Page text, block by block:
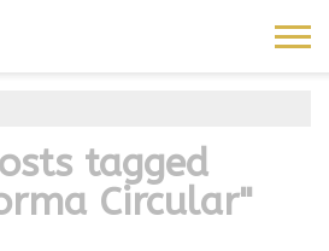
tagged
Circular"